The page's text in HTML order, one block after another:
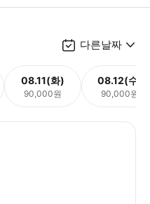
다른날짜
08.11(화)
90,000원
08.12(수)
90,000원